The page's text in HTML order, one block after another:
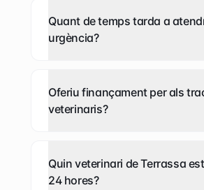
Quant de temps tarda a
urgència?
Oferiu finançament per als
veterinaris?
Quin veterinari de Terrassa
24 hores?